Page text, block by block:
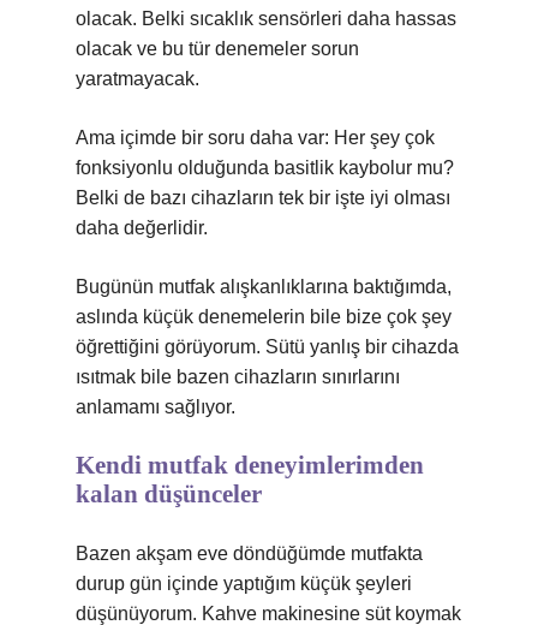
olacak. Belki sıcaklık sensörleri daha hassas
olacak ve bu tür denemeler sorun
yaratmayacak.
Ama içimde bir soru daha var: Her şey çok
fonksiyonlu olduğunda basitlik kaybolur mu?
Belki de bazı cihazların tek bir işte iyi olması
daha değerlidir.
Bugünün mutfak alışkanlıklarına baktığımda,
aslında küçük denemelerin bile bize çok şey
öğrettiğini görüyorum. Sütü yanlış bir cihazda
ısıtmak bile bazen cihazların sınırlarını
anlamamı sağlıyor.
Kendi mutfak deneyimlerimden
kalan düşünceler
Bazen akşam eve döndüğümde mutfakta
durup gün içinde yaptığım küçük şeyleri
düşünüyorum. Kahve makinesine süt koymak